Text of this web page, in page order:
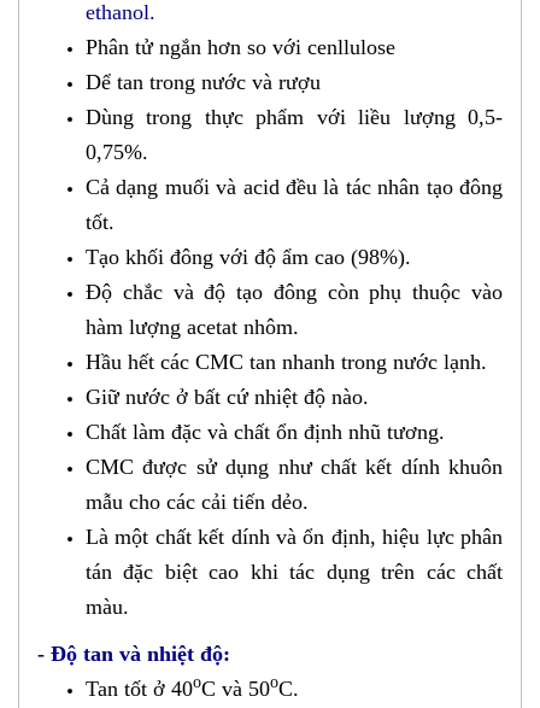
ethanol.
Phân tử ngắn hơn so với cenllulose
Dể tan trong nước và rượu
Dùng trong thực phẩm với liều lượng 0,5-
0,75%.
Cả dạng muối và acid đều là tác nhân tạo đông
tốt.
Tạo khối đông với độ ẩm cao (98%).
Độ chắc và độ tạo đông còn phụ thuộc vào
hàm lượng acetat nhôm.
Hầu hết các CMC tan nhanh trong nước lạnh.
Giữ nước ở bất cứ nhiệt độ nào.
Chất làm đặc và chất ổn định nhũ tương.
CMC được sử dụng như chất kết dính khuôn
mẫu cho các cải tiến dẻo.
Là một chất kết dính và ổn định, hiệu lực phân
tán đặc biệt cao khi tác dụng trên các chất
màu.
- Độ tan và nhiệt độ:
Tan tốt ở 40oC và 50oC.